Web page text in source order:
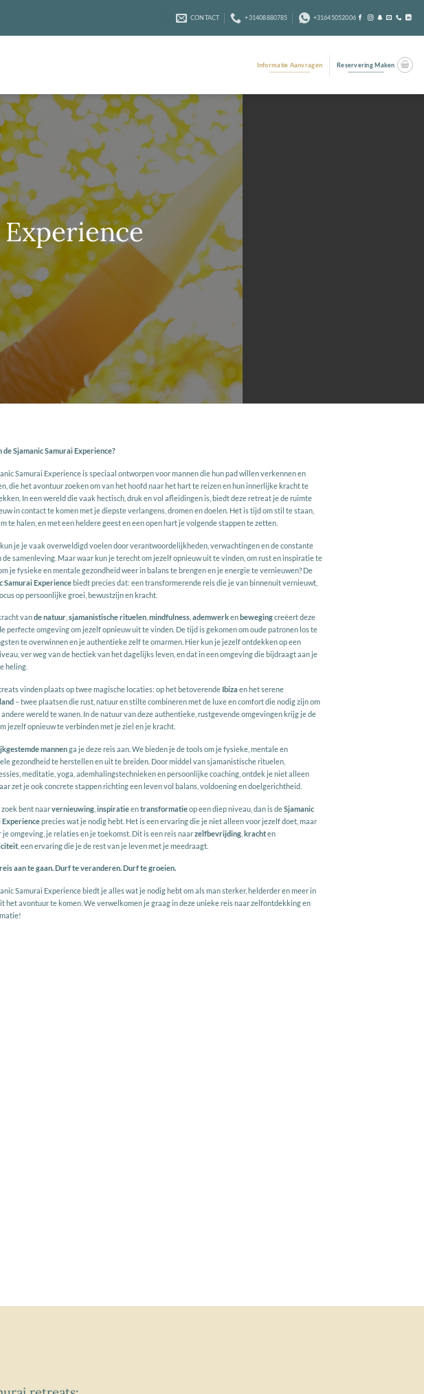
CONTACT +31408880785 +31645052006
Informatie Aanvragen Reservering Maken
de Sjamanic Samurai Experience?
Samurai Experience is speciaal ontworpen voor mannen die hun pad willen verkennen en
die het avontuur zoeken om van het hoofd naar het hart te reizen en hun innerlijke kracht te
In een wereld die vaak hectisch, druk en vol afleidingen is, biedt deze retreat je de ruimte
in contact te komen met je diepste verlangens, dromen en doelen. Het is tijd om stil te staan,
te halen, en met een heldere geest en een open hart je volgende stappen te zetten.
kun je je vaak overweldigd voelen door verantwoordelijkheden, verwachtingen en de constante
de samenleving. Maar waar kun je terecht om jezelf opnieuw uit te vinden, om rust en inspiratie te
je fysieke en mentale gezondheid weer in balans te brengen en je energie te vernieuwen? De
Samurai Experiencebiedt precies dat: een transformerende reis die je van binnenuit vernieuwt,
op persoonlijke groei, bewustzijn en kracht.
vande natuur sjamanistische rituelen mindfulness ademwerken bewegingcreëert deze
perfecte omgeving om jezelf opnieuw uit te vinden. De tijd is gekomen om oude patronen los te
te overwinnen en je authentieke zelf te omarmen. Hier kun je jezelf ontdekken op een
ver weg van de hectiek van het dagelijks leven, en dat in een omgeving die bijdraagt aan je
heling.
vinden plaats op twee magische locaties: op het betoverende Ibizaen het serene
– twee plaatsen die rust, natuur en stilte combineren met de luxe en comfort die nodig zijn om
andere wereld te wanen. In de natuur van deze authentieke, rustgevende omgevingen krijg je de
jezelf opnieuw te verbinden met je ziel en je kracht.
mannenga je deze reis aan. We bieden je de tools om je fysieke, mentale en
gezondheid te herstellen en uit te breiden. Door middel van sjamanistische rituelen,
meditatie, yoga, ademhalingstechnieken en persoonlijke coaching, ontdek je niet alleen
zet je ook concrete stappen richting een leven vol balans, voldoening en doelgerichtheid.
zoek bent naarvernieuwing inspiratieentransformatieop een diep niveau, dan is deSjamanic
Experienceprecies wat je nodig hebt. Het is een ervaring die je niet alleen voor jezelf doet, maar
je omgeving, je relaties en je toekomst. Dit is een reis naarzelfbevrijding krachten
, een ervaring die je de rest van je leven met je meedraagt.
aan te gaan. Durf te veranderen. Durf te groeien.
Samurai Experience biedt je alles wat je nodig hebt om als man sterker, helderder en meer in
het avontuur te komen. We verwelkomen je graag in deze unieke reis naar zelfontdekking en